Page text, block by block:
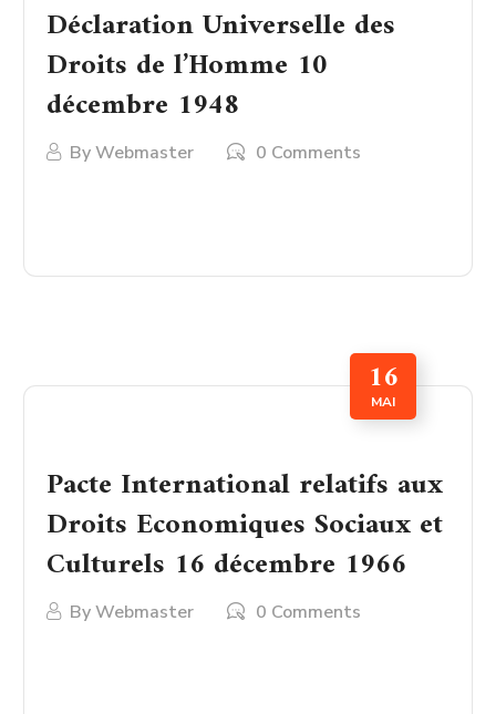
Déclaration Universelle des
Droits de l’Homme 10
décembre 1948
ByWebmaster 0 Comments
16
MAI
Pacte International relatifs aux
Droits Economiques Sociaux et
Culturels 16 décembre 1966
ByWebmaster 0 Comments